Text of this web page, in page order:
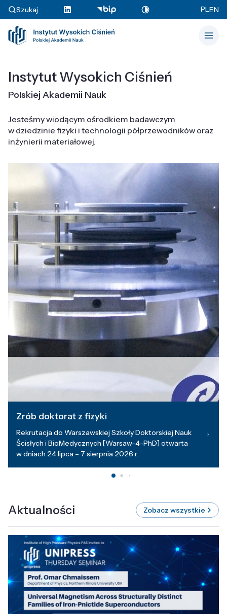
Szukaj PLEN
Instytut Wysokich Ciśnień
Polskiej Akademii Nauk
Jesteśmy wiodącym ośrodkiem badawczym
w dziedzinie fizyki i technologii półprzewodników oraz
inżynierii materiałowej.
Zrób doktorat z fizyki
Rekrutacja do Warszawskiej Szkoły Doktorskiej Nauk
Ścisłych i BioMedycznych [Warsaw-4-PhD] otwarta
w dniach 24 lipca – 7 sierpnia 2026 r.
Aktualności Zobacz wszystkie